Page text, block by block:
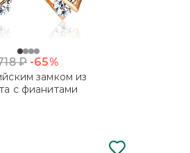
₽ -65%
замком из
с фианитами